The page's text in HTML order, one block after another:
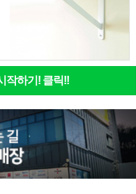
작하기! 클릭!!